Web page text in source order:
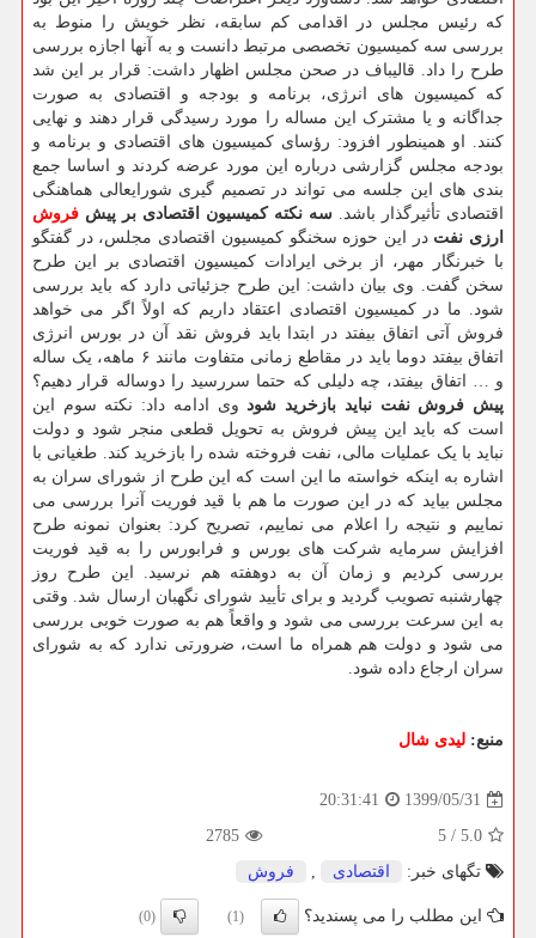
که رئیس مجلس در اقدامی کم سابقه، نظر خویش را منوط به
بررسی سه کمیسیون تخصصی مرتبط دانست و به آنها اجازه بررسی
طرح را داد. قالیباف در صحن مجلس اظهار داشت: قرار بر این شد
که کمیسیون های انرژی، برنامه و بودجه و اقتصادی به صورت
جداگانه و یا مشترک این مساله را مورد رسیدگی قرار دهند و نهایی
کنند. او همینطور افزود: رؤسای کمیسیون های اقتصادی و برنامه و
بودجه مجلس گزارشی درباره این مورد عرضه کردند و اساسا جمع
بندی های این جلسه می تواند در تصمیم گیری شورایعالی هماهنگی
اقتصادی تأثیرگذار باشد. سه نکته کمیسیون اقتصادی بر پیش فروش
ارزی نفت در این حوزه سخنگو کمیسیون اقتصادی مجلس، در گفتگو
با خبرنگار مهر، از برخی ایرادات کمیسیون اقتصادی بر این طرح
سخن گفت. وی بیان داشت: این طرح جزئیاتی دارد که باید بررسی
شود. ما در کمیسیون اقتصادی اعتقاد داریم که اولاً اگر می خواهد
فروش آتی اتفاق بیفتد در ابتدا باید فروش نقد آن در بورس انرژی
اتفاق بیفتد دوما باید در مقاطع زمانی متفاوت مانند ۶ ماهه، یک ساله
و … اتفاق بیفتد، چه دلیلی که حتما سررسید را دوساله قرار دهیم؟
پیش فروش نفت نباید بازخرید شودوی ادامه داد: نکته سوم این
است که باید این پیش فروش به تحویل قطعی منجر شود و دولت
نباید با یک عملیات مالی، نفت فروخته شده را بازخرید کند. طغیانی با
اشاره به اینکه خواسته ما این است که این طرح از شورای سران به
مجلس بیاید که در این صورت ما هم با قید فوریت آنرا بررسی می
نماییم و نتیجه را اعلام می نماییم، تصریح کرد: بعنوان نمونه طرح
افزایش سرمایه شرکت های بورس و فرابورس را به قید فوریت
بررسی کردیم و زمان آن به دوهفته هم نرسید. این طرح روز
چهارشنبه تصویب گردید و برای تأیید شورای نگهبان ارسال شد. وقتی
به این سرعت بررسی می شود و واقعاً هم به صورت خوبی بررسی
می شود و دولت هم همراه ما است، ضرورتی ندارد که به شورای
سران ارجاع داده شود.
منبع: لیدی شال
1399/05/31
20:31:41
5.0
/
5
2785
تگهای خبر:
اقتصادی , فروش
این مطلب را می پسندید؟ (1)
(0)